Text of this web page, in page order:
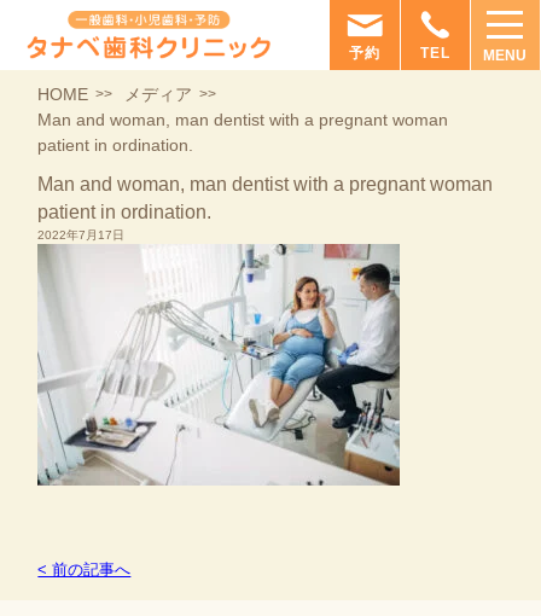
MENU
TEL
予約
HOME
メディア
Man and woman, man dentist with a pregnant woman
patient in ordination.
Man and woman, man dentist with a pregnant woman
patient in ordination.
2022年7月17日
< 前の記事へ